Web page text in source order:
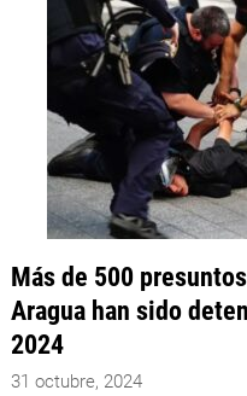
Más de 500
Aragua han sido
2024
31 octubre, 2024